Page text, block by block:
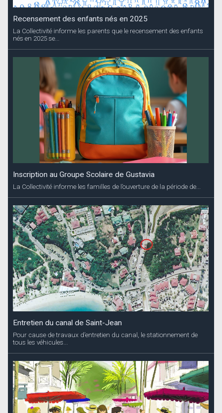
Recensement des enfants nés en 2025
La Collectivité informe les parents que le recensement des enfants
nés en 2025 se...
Inscription au Groupe Scolaire de Gustavia
La Collectivité informe les familles de l’ouverture de la période de...
Entretien du canal de Saint-Jean
Pour cause de travaux d’entretien du canal, le stationnement de
tous les véhicules...